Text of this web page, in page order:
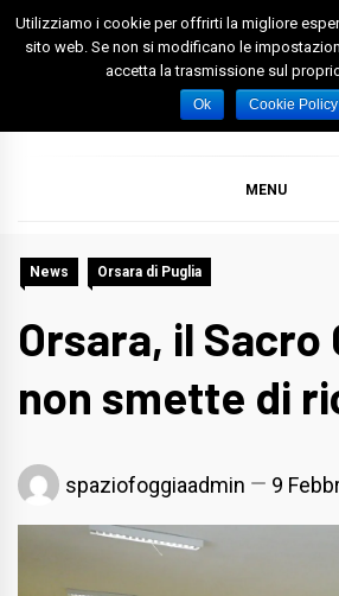
Skip
Spazio
Foggia News Calcio Eventi e
MENU
News Orsara di Puglia
Orsara, il Sacro
non smette di
spaziofoggiaadmin 9
Utilizziamo i cookie per offrirti la migliore
sito web. Se non si modificano le
accetta la trasmissione sul
Ok Cookie Policy